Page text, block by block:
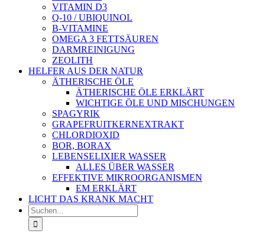
VITAMIN D3
Q-10 / UBIQUINOL
B-VITAMINE
OMEGA 3 FETTSÄUREN
DARMREINIGUNG
ZEOLITH
HELFER AUS DER NATUR
ÄTHERISCHE ÖLE
ÄTHERISCHE ÖLE ERKLÄRT
WICHTIGE ÖLE UND MISCHUNGEN
SPAGYRIK
GRAPEFRUITKERNEXTRAKT
CHLORDIOXID
BOR, BORAX
LEBENSELIXIER WASSER
ALLES ÜBER WASSER
EFFEKTIVE MIKROORGANISMEN
EM ERKLÄRT
LICHT DAS KRANK MACHT
Suche
nach: